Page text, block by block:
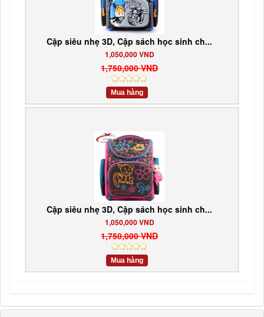
Cặp siêu nhẹ 3D, Cặp sách học sinh ch...
1,050,000 VND
1,750,000 VND
Mua hàng
Cặp siêu nhẹ 3D, Cặp sách học sinh ch...
1,050,000 VND
1,750,000 VND
Mua hàng